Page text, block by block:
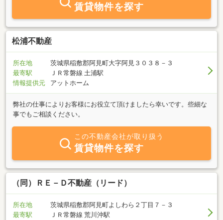
賃貸物件を探す
松浦不動産
所在地
茨城県稲敷郡阿見町大字阿見３０３８－３
最寄駅
ＪＲ常磐線 土浦駅
情報提供元
アットホーム
弊社の仕事によりお客様にお役立て頂けましたら幸いです。些細な
事でもご相談ください。
この不動産会社が取り扱う
賃貸物件を探す
（同）ＲＥ－Ｄ不動産（リード）
所在地
茨城県稲敷郡阿見町よしわら２丁目７－３
最寄駅
ＪＲ常磐線 荒川沖駅